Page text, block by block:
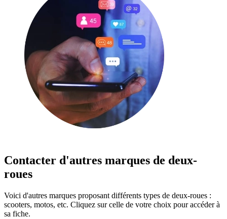
Contacter d'autres marques de deux-
roues
Voici d'autres marques proposant différents types de deux-roues :
scooters, motos, etc. Cliquez sur celle de votre choix pour accéder à
sa fiche.